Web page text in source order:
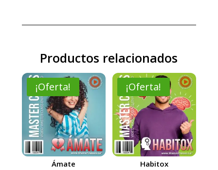
Productos relacionados
¡Oferta!
Ámate
¡Oferta!
Habitox